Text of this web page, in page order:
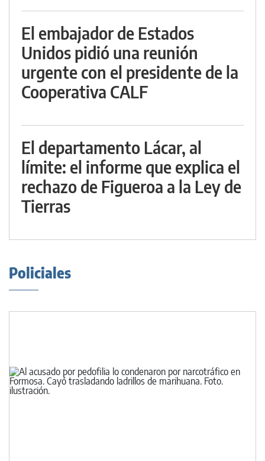
El embajador de Estados
Unidos pidió una reunión
urgente con el presidente de la
Cooperativa CALF
El departamento Lácar, al
límite: el informe que explica el
rechazo de Figueroa a la Ley de
Tierras
Policiales